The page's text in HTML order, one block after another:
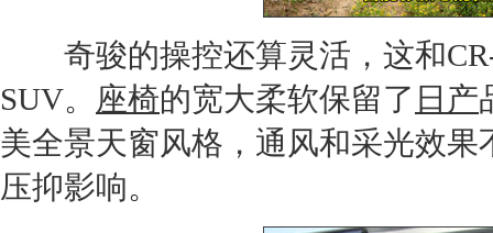
奇骏的操控还算灵活，这和
SUV。 座椅的宽大柔软保留了 日产
美全景天窗风格，通风和采光效
压抑影响。